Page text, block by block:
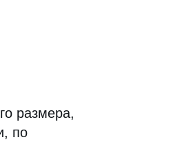
размера,
по